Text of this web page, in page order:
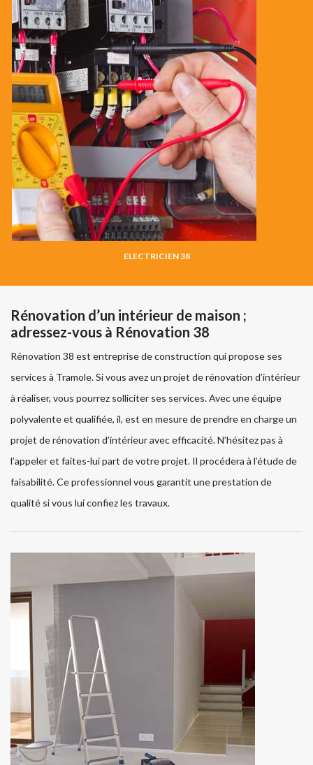
ELECTRICIEN 38
Rénovation d’un intérieur de maison ;
adressez-vous à Rénovation 38
Rénovation 38 est entreprise de construction qui propose ses
services à Tramole. Si vous avez un projet de rénovation d’intérieur
à réaliser, vous pourrez solliciter ses services. Avec une équipe
polyvalente et qualifiée, il, est en mesure de prendre en charge un
projet de rénovation d’intérieur avec efficacité. N’hésitez pas à
l’appeler et faites-lui part de votre projet. Il procédera à l’étude de
faisabilité. Ce professionnel vous garantit une prestation de
qualité si vous lui confiez les travaux.